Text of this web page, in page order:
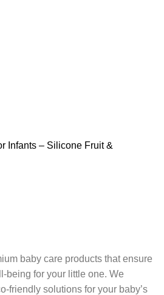
Infants – Silicone Fruit &
baby care products that ensure
being for your little one. We
friendly solutions for your baby’s